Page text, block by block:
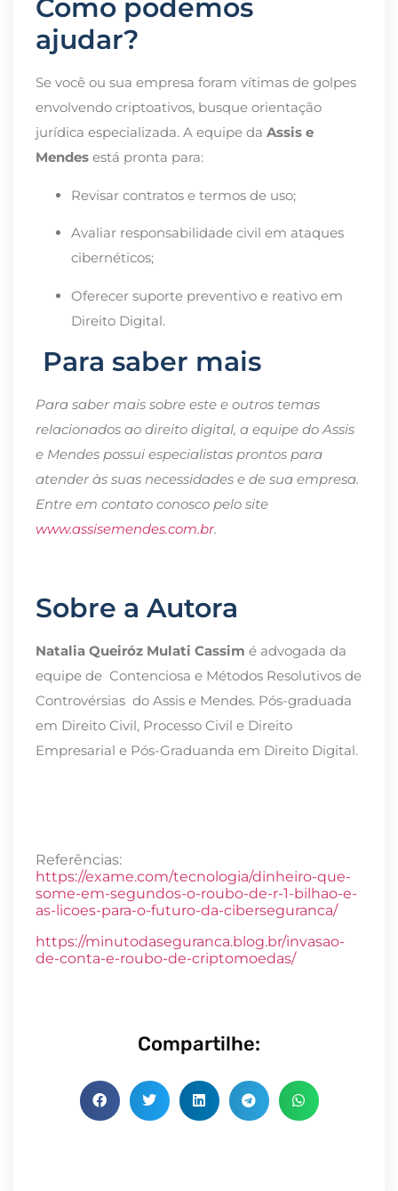
Como podemos
ajudar?
Se você ou sua empresa foram vítimas de golpes
envolvendo criptoativos, busque orientação
jurídica especializada. A equipe da Assis e
Mendes está pronta para:
Revisar contratos e termos de uso;
Avaliar responsabilidade civil em ataques
cibernéticos;
Oferecer suporte preventivo e reativo em
Direito Digital.
Para saber mais
Para saber mais sobre este e outros temas
relacionados ao direito digital, a equipe do Assis
e Mendes possui especialistas prontos para
atender às suas necessidades e de sua empresa.
Entre em contato conosco pelo site
www.assisemendes.com.br.
Sobre a Autora
Natalia Queiróz Mulati Cassim é advogada da
equipe de Contenciosa e Métodos Resolutivos de
Controvérsias do Assis e Mendes. Pós-graduada
em Direito Civil, Processo Civil e Direito
Empresarial e Pós-Graduanda em Direito Digital.
Referências:
https://exame.com/tecnologia/dinheiro-que-
some-em-segundos-o-roubo-de-r-1-bilhao-e-
as-licoes-para-o-futuro-da-ciberseguranca/
https://minutodaseguranca.blog.br/invasao-
de-conta-e-roubo-de-criptomoedas/
Compartilhe: